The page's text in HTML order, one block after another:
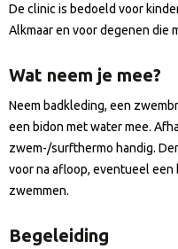
De clinic is bedoeld voor
Alkmaar en voor degenen die
Wat neem je mee?
Neem badkleding, een
een bidon met water mee.
zwem-/surfthermo handig.
voor na afloop, eventueel
zwemmen.
Begeleiding